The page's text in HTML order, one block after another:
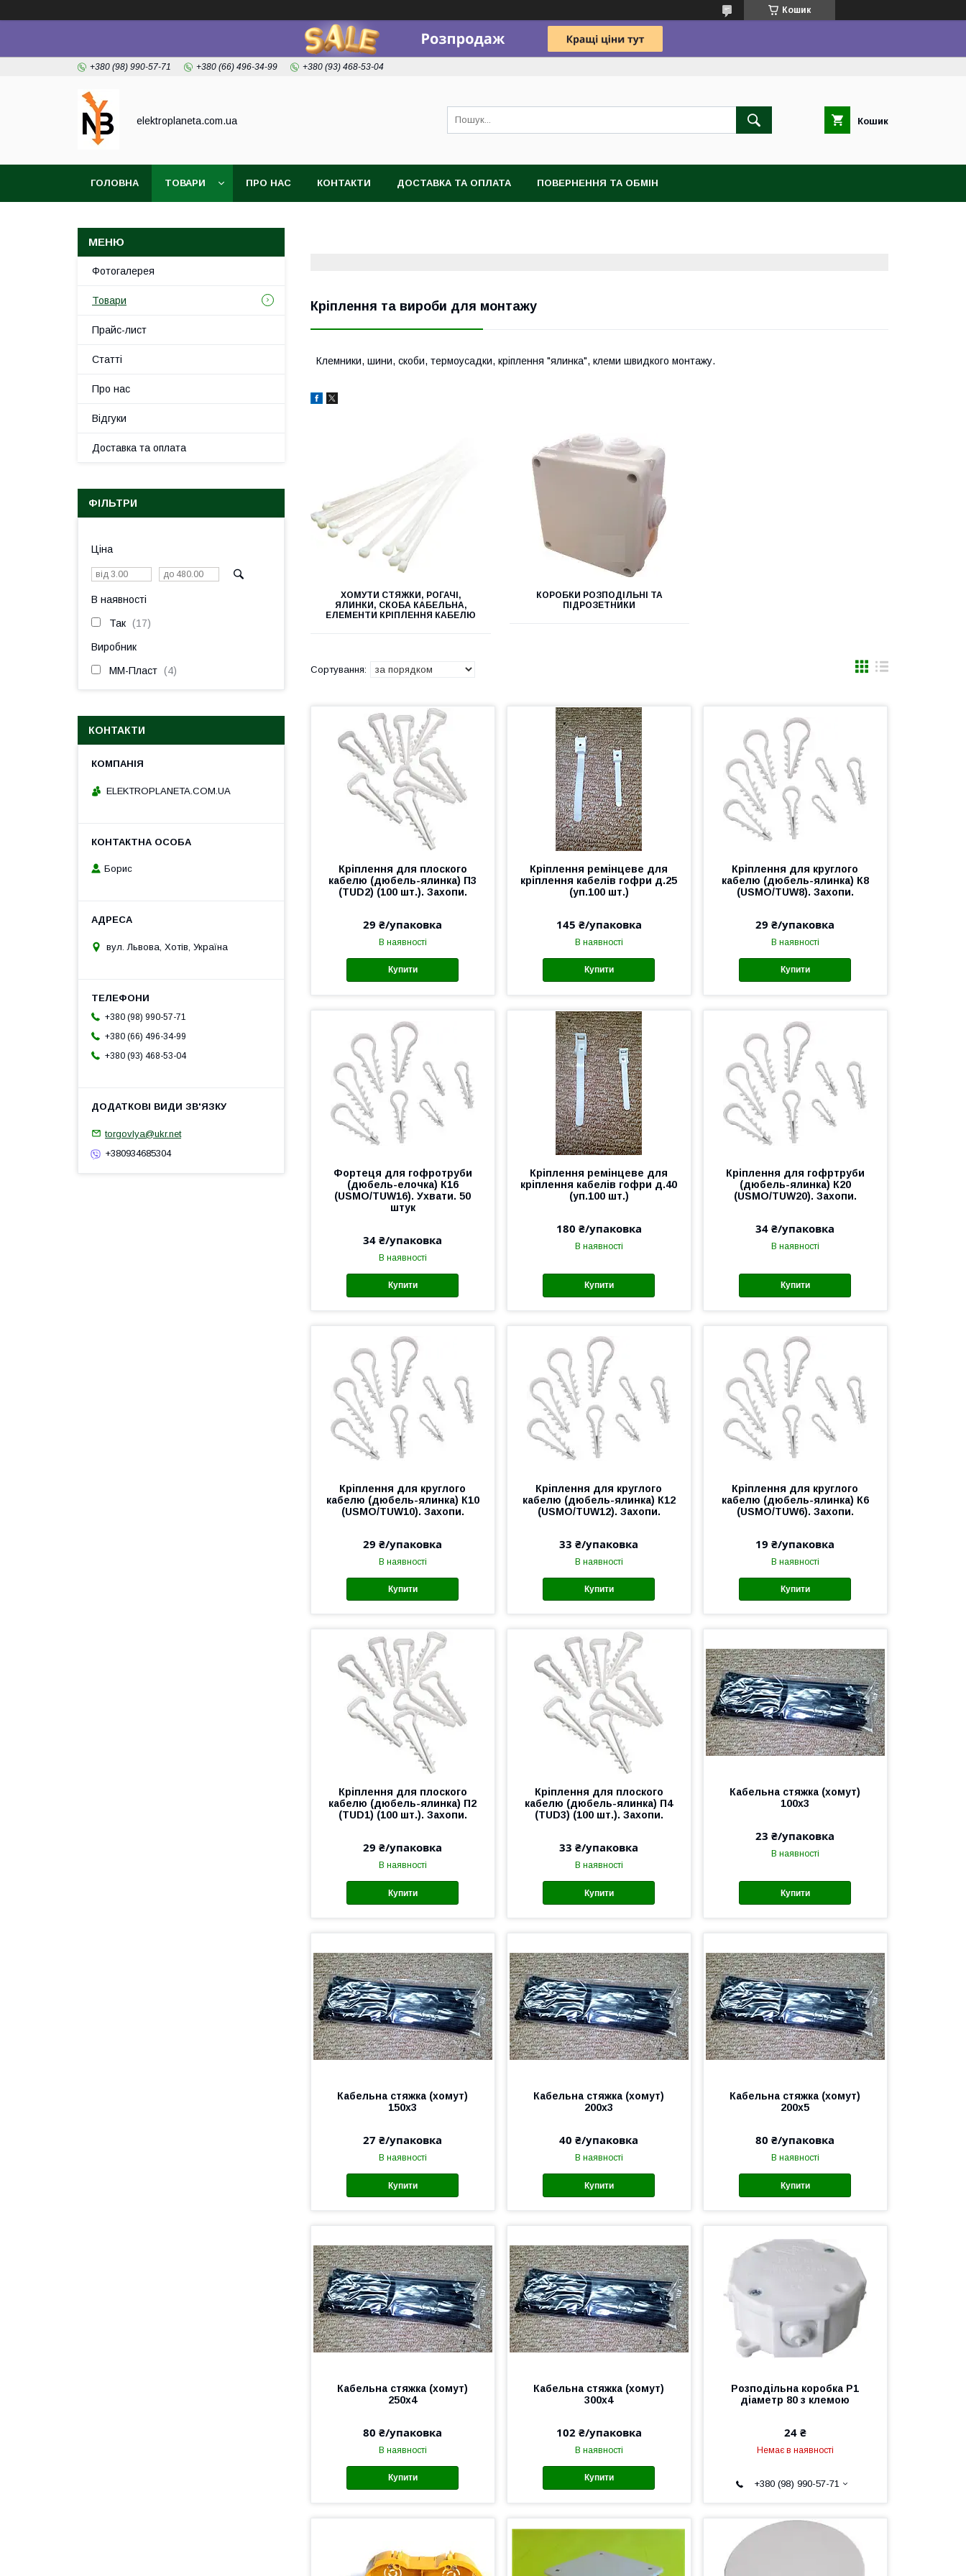
Кошик
+380 (98) 990-57-71 +380 (66) 496-34-99 +380 (93) 468-53-04
elektroplaneta.com.ua Кошик
ГОЛОВНА ТОВАРИ ПРО НАС КОНТАКТИ ДОСТАВКА ТА ОПЛАТА ПОВЕРНЕННЯ ТА ОБМІН
Кріплення та вироби для монтажу
Клемники, шини, скоби, термоусадки, кріплення "ялинка", клеми швидкого монтажу.
ХОМУТИ СТЯЖКИ, РОГАЧІ,
ЯЛИНКИ, СКОБА КАБЕЛЬНА,
ЕЛЕМЕНТИ КРІПЛЕННЯ КАБЕЛЮ
КОРОБКИ РОЗПОДІЛЬНІ ТА
ПІДРОЗЕТНИКИ
Кріплення для плоского
кабелю (дюбель-ялинка) П3
(TUD2) (100 шт.). Захопи.
29 ₴/упаковка
В наявності
Купити
Кріплення ремінцеве для
кріплення кабелів гофри д.25
(уп.100 шт.)
145 ₴/упаковка
В наявності
Купити
Кріплення для круглого
кабелю (дюбель-ялинка) К8
(USMO/TUW8). Захопи.
29 ₴/упаковка
В наявності
Купити
Фортеця для гофротруби
(дюбель-елочка) К16
(USMO/TUW16). Ухвати. 50
штук
34 ₴/упаковка
В наявності
Купити
Кріплення ремінцеве для
кріплення кабелів гофри д.40
(уп.100 шт.)
180 ₴/упаковка
В наявності
Купити
Кріплення для гофртруби
(дюбель-ялинка) К20
(USMO/TUW20). Захопи.
34 ₴/упаковка
В наявності
Купити
Кріплення для круглого
кабелю (дюбель-ялинка) К10
(USMO/TUW10). Захопи.
29 ₴/упаковка
В наявності
Купити
Кріплення для круглого
кабелю (дюбель-ялинка) К12
(USMO/TUW12). Захопи.
33 ₴/упаковка
В наявності
Купити
Кріплення для круглого
кабелю (дюбель-ялинка) К6
(USMO/TUW6). Захопи.
19 ₴/упаковка
В наявності
Купити
Кріплення для плоского
кабелю (дюбель-ялинка) П2
(TUD1) (100 шт.). Захопи.
29 ₴/упаковка
В наявності
Купити
Кріплення для плоского
кабелю (дюбель-ялинка) П4
(TUD3) (100 шт.). Захопи.
33 ₴/упаковка
В наявності
Купити
Кабельна стяжка (хомут)
100х3
23 ₴/упаковка
В наявності
Купити
Кабельна стяжка (хомут)
150х3
27 ₴/упаковка
В наявності
Купити
Кабельна стяжка (хомут)
200х3
40 ₴/упаковка
В наявності
Купити
Кабельна стяжка (хомут)
200х5
80 ₴/упаковка
В наявності
Купити
Кабельна стяжка (хомут)
250х4
80 ₴/упаковка
В наявності
Купити
Кабельна стяжка (хомут)
300х4
102 ₴/упаковка
В наявності
Купити
Розподільна коробка Р1
діаметр 80 з клемою
24 ₴
Немає в наявності
+380 (98) 990-57-71
Фотогалерея
Товари
Прайс-лист
Статті
Про нас
Відгуки
Доставка та оплата
ФІЛЬТРИ
Ціна
В наявності
Так 17
Виробник
ММ-Пласт 4
КОНТАКТИ
ELEKTROPLANETA.COM.UA
Борис
вул. Львова, Хотів, Україна
+380 (98) 990-57-71
+380 (66) 496-34-99
+380 (93) 468-53-04
torgovlya@ukr.net
+380934685304